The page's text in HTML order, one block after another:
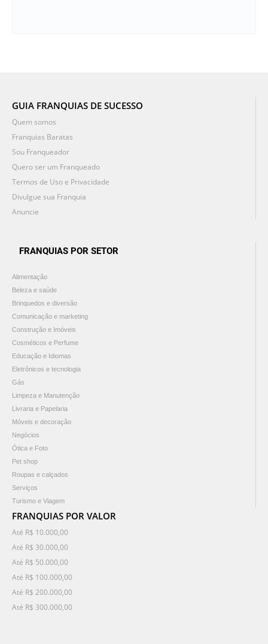
GUIA FRANQUIAS DE SUCESSO
Quem somos
Franquias Baratas
Sou Franqueador
Quero ser um Franqueado
Termos de Uso e Privacidade
Divulgue sua Franquia
Anuncie
FRANQUIAS POR SETOR
Alimentação
Beleza e saúde
Brinquedos e diversão
Comunicação e marketing
Construção e Imóveis
Cosméticos e Perfume
Educação e Idiomas
Eletrônicos e tecnologia
Gás
Limpeza e Manutenção
Livraria e Papelaria
Móveis e decoração
Negócios
Ótica e Foto
Pet shop
Roupas e calçados
Serviços
Turismo e Viagem
FRANQUIAS POR VALOR
Até R$ 10.000,00
Até R$ 30.000,00
Até R$ 50.000,00
Até R$ 100.000,00
Até R$ 200.000,00
Até R$ 300.000,00